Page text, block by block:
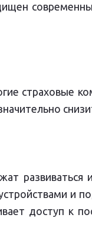
страховые
развиваться
и
доступ к